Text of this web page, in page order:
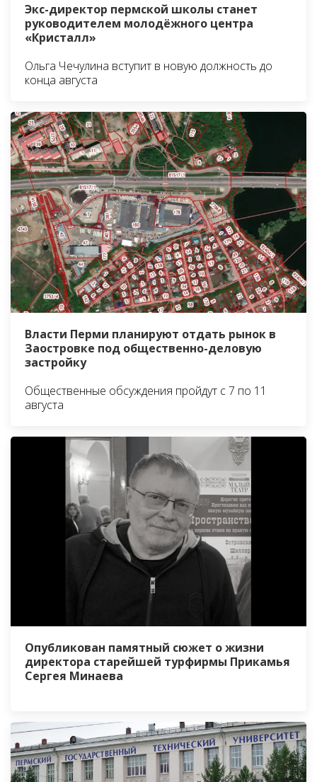
Экс-директор пермской школы станет
руководителем молодёжного центра
«Кристалл»
Ольга Чечулина вступит в новую должность до
конца августа
Власти Перми планируют отдать рынок в
Заостровке под общественно-деловую
застройку
Общественные обсуждения пройдут с 7 по 11
августа
Опубликован памятный сюжет о жизни
директора старейшей турфирмы Прикамья
Сергея Минаева